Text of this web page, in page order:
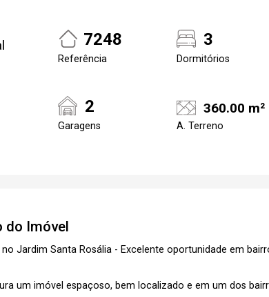
7248
Referência
3
Dormitórios
2
Garagens
360.00 m²
A. Terreno
do Imóvel
no Jardim Santa Rosália - Excelente oportunidade em
um imóvel espaçoso, bem localizado e em um dos